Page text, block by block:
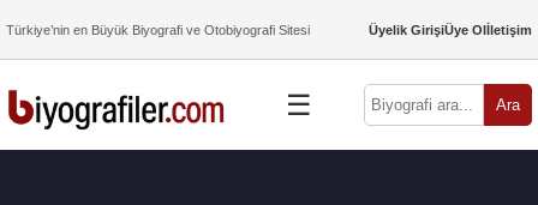
Türkiye’nin en Büyük Biyografi ve Otobiyografi Sitesi Üyelik GirişiÜye Olİletişim
☰ Ara